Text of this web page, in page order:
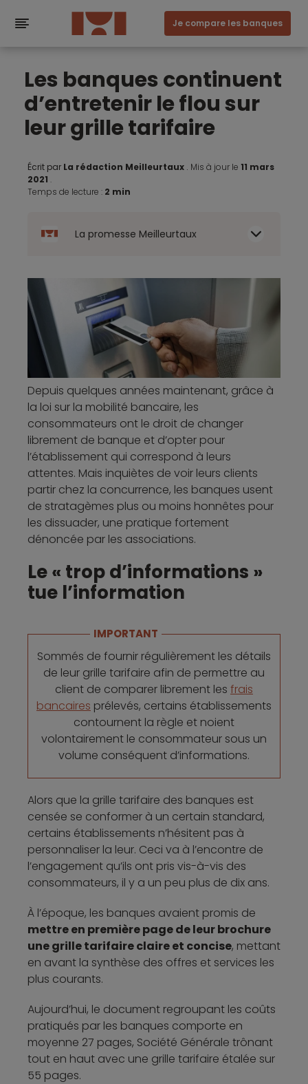
Je compare les banques
Les banques continuent
d’entretenir le flou sur
leur grille tarifaire
Écrit par La rédaction Meilleurtaux . Mis à jour le 11 mars
2021 .
Temps de lecture : 2 min
La promesse Meilleurtaux
Depuis quelques années maintenant, grâce à
la loi sur la mobilité bancaire, les
consommateurs ont le droit de changer
librement de banque et d’opter pour
l’établissement qui correspond à leurs
attentes. Mais inquiètes de voir leurs clients
partir chez la concurrence, les banques usent
de stratagèmes plus ou moins honnêtes pour
les dissuader, une pratique fortement
dénoncée par les associations.
Le « trop d’informations »
tue l’information
IMPORTANT
Sommés de fournir régulièrement les détails
de leur grille tarifaire afin de permettre au
client de comparer librement les frais
bancaires prélevés, certains établissements
contournent la règle et noient
volontairement le consommateur sous un
volume conséquent d’informations.
Alors que la grille tarifaire des banques est
censée se conformer à un certain standard,
certains établissements n’hésitent pas à
personnaliser la leur. Ceci va à l’encontre de
l’engagement qu’ils ont pris vis-à-vis des
consommateurs, il y a un peu plus de dix ans.
À l’époque, les banques avaient promis de
mettre en première page de leur brochure
une grille tarifaire claire et concise, mettant
en avant la synthèse des offres et services les
plus courants.
Aujourd’hui, le document regroupant les coûts
pratiqués par les banques comporte en
moyenne 27 pages, Société Générale trônant
tout en haut avec une grille tarifaire étalée sur
55 pages.